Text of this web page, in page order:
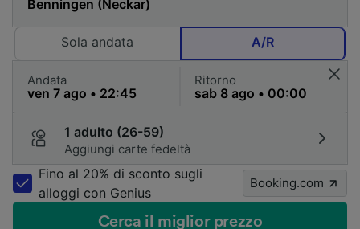
Sola andata A/R
Andata Ritorno
1 adulto (26-59)
Aggiungi carte fedeltà
Fino al 20% di sconto sugli
alloggi con Genius
Booking.com
Cerca il miglior prezzo